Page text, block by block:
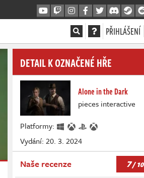
PŘIHLÁŠENÍ
DETAIL K OZNAČENÉ HŘE
Alone in the Dark
pieces interactive
Platformy:
Vydání: 20. 3. 2024
Naše recenze 7/ 10